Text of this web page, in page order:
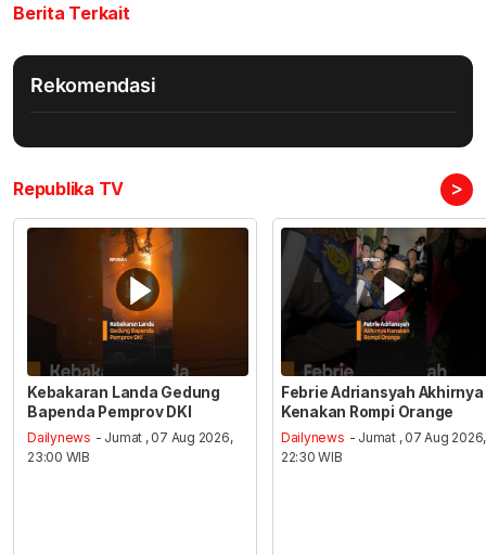
Berita Terkait
Rekomendasi
Republika TV >
Kebakaran Landa Gedung
Bapenda Pemprov DKI
Dailynews - Jumat , 07 Aug 2026,
23:00 WIB
Febrie Adriansyah Akhirnya
Kenakan Rompi Orange
Dailynews - Jumat , 07 Aug 2026,
22:30 WIB